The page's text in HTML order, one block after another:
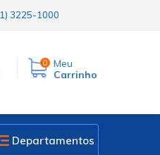
3225-1000
0
Meu
Carrinho
Departamentos